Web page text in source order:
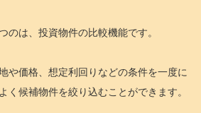
のは、投資物件の比較機能です。
や価格、想定利回りなどの条件を一度に
く候補物件を絞り込むことができます。